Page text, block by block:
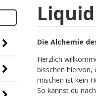
Die Alchemie
Herzlich
bisschen hiervon,
mischen ist kein
So kannst du